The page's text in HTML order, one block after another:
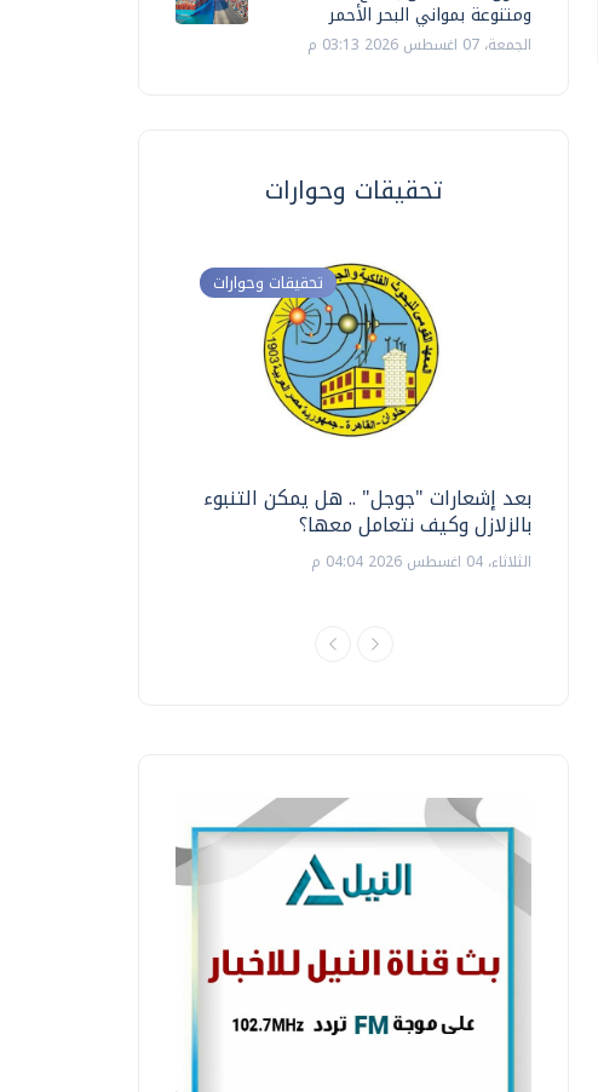
ومتنوعة بمواني البحر الأحمر
الجمعة، 07 اغسطس 2026 03:13 م
تحقيقات وحوارات
تحقيقات وحوارات
بعد إشعارات "جوجل" .. هل يمكن التنبوء
بالزلازل وكيف نتعامل معها؟
الثلاثاء، 04 اغسطس 2026 04:04 م